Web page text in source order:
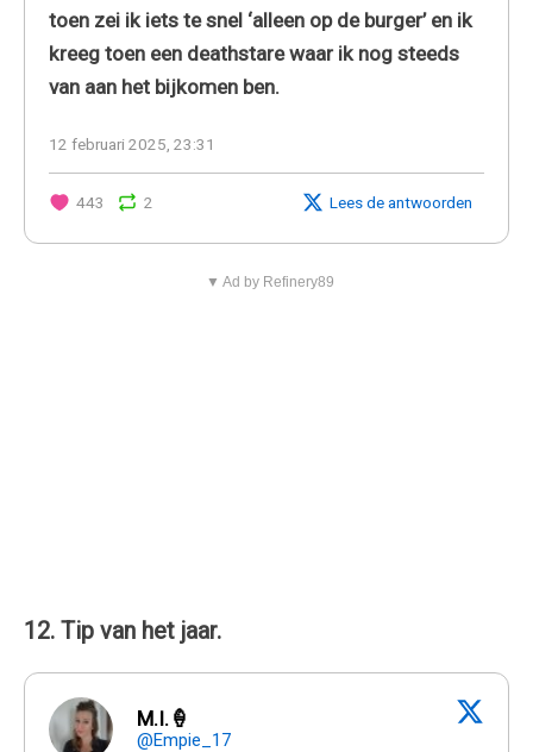
toen zei ik iets te snel ‘alleen op de burger’ en ik
kreeg toen een deathstare waar ik nog steeds
van aan het bijkomen ben.
12 februari 2025, 23:31
443 2 Lees de antwoorden
▼ Ad by Refinery89
12. Tip van het jaar.
M.I.🍦
@Empie_17